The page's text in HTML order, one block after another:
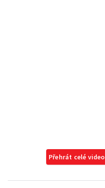
Přehrát celé video